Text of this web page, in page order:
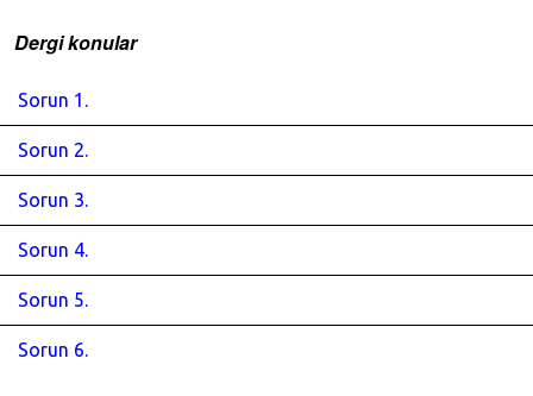
Dergi konular
Sorun 1.
Sorun 2.
Sorun 3.
Sorun 4.
Sorun 5.
Sorun 6.